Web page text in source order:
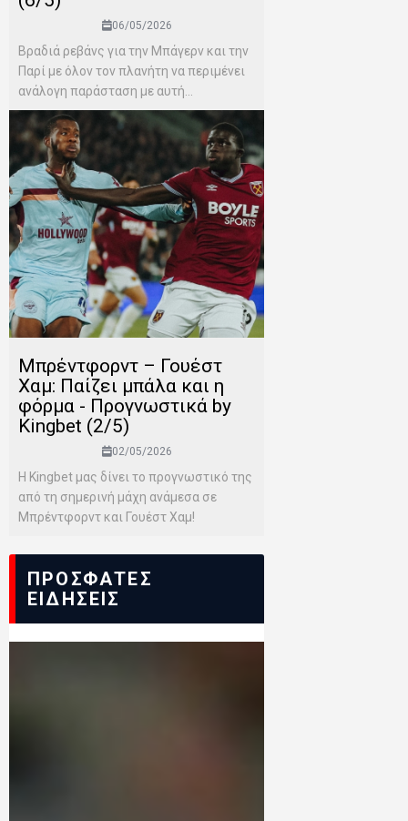
06/05/2026
Βραδιά ρεβάνς για την Μπάγερν και την
Παρί με όλον τον πλανήτη να περιμένει
ανάλογη παράσταση με αυτή...
Μπρέντφορντ – Γουέστ
Χαμ: Παίζει μπάλα και η
φόρμα - Προγνωστικά by
Kingbet (2/5)
02/05/2026
Η Kingbet μας δίνει το προγνωστικό της
από τη σημερινή μάχη ανάμεσα σε
Μπρέντφορντ και Γουέστ Χαμ!
ΠΡΟΣΦΑΤΕΣ
ΕΙΔΗΣΕΙΣ